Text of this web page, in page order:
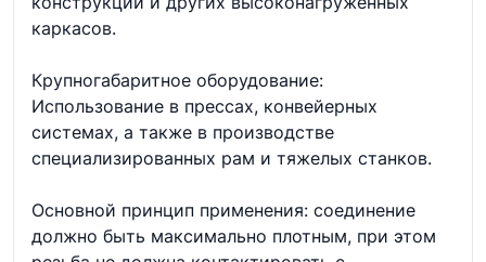
каркасов.
Крупногабаритное оборудование:
Использование в прессах, конвейерных
системах, а также в производстве
специализированных рам и тяжелых станков.
Основной принцип применения: соединение
должно быть максимально плотным, при этом